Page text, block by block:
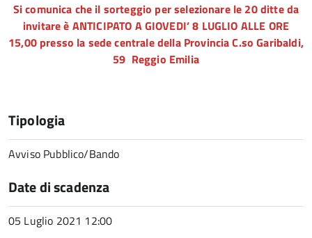
Si comunica che il sorteggio per selezionare le 20 ditte da
invitare è ANTICIPATO A GIOVEDI’ 8 LUGLIO ALLE ORE
15,00 presso la sede centrale della Provincia C.so Garibaldi,
59 Reggio Emilia
Tipologia
Avviso Pubblico/Bando
Date di scadenza
05 Luglio 2021 12:00